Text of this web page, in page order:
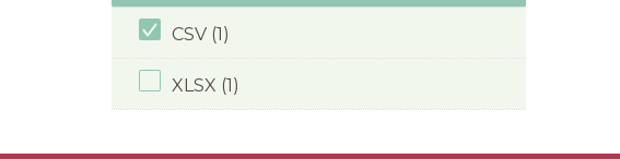
CSV (1)
XLSX (1)